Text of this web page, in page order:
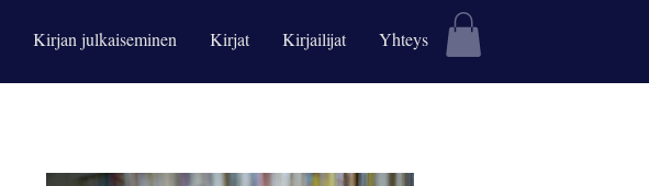
Kirjan julkaiseminen Kirjat Kirjailijat Yhteys